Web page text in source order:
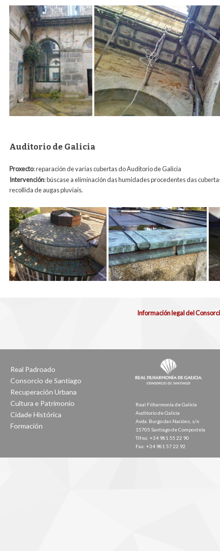
Auditorio de Galicia
Proxecto: reparación de varias cubertas do Auditorio de Galicia
Intervención: búscase a eliminación das humidades procedentes das
recollida de augas pluviais.
Información legal del
Real Padroado
Consorcio de Santiago
Recuperación Urbana
Cultura e Patrimonio
Cidade Histórica
Formación
Real Filharmonía de Galicia
Auditorio de Galicia
Avda. Burgo das Nacións, s/n
15705 Santiago de Compostela
Tlfno: +34 981 55 22 90
Fax: +34 981 57 22 92